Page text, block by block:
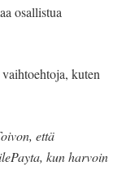
osallistua
kuten
että
kun harvoin